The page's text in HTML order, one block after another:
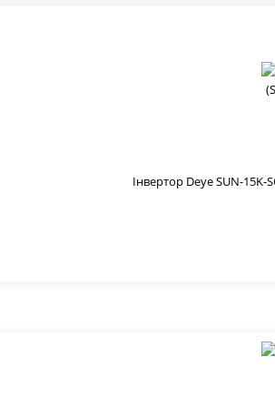
Інвертор Deye SUN-15K-